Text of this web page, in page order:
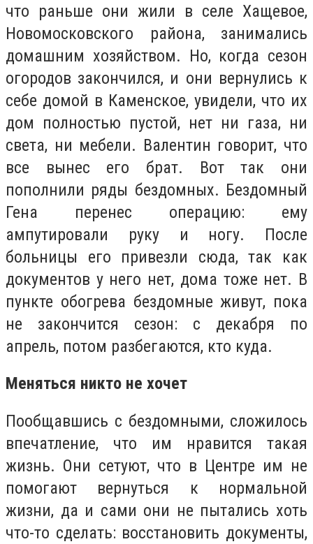
что раньше они жили в селе Хащевое,
Новомосковского района, занимались
домашним хозяйством. Но, когда сезон
огородов закончился, и они вернулись к
себе домой в Каменское, увидели, что их
дом полностью пустой, нет ни газа, ни
света, ни мебели. Валентин говорит, что
все вынес его брат. Вот так они
пополнили ряды бездомных. Бездомный
Гена перенес операцию: ему
ампутировали руку и ногу. После
больницы его привезли сюда, так как
документов у него нет, дома тоже нет. В
пункте обогрева бездомные живут, пока
не закончится сезон: с декабря по
апрель, потом разбегаются, кто куда.
Меняться никто не хочет
Пообщавшись с бездомными, сложилось
впечатление, что им нравится такая
жизнь. Они сетуют, что в Центре им не
помогают вернуться к нормальной
жизни, да и сами они не пытались хоть
что-то сделать: восстановить документы,